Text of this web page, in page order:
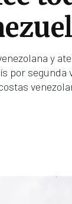
y
por segunda